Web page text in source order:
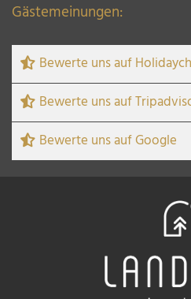
Gästemeinungen:
Bewerte uns auf
Bewerte uns auf
Bewerte uns auf Google